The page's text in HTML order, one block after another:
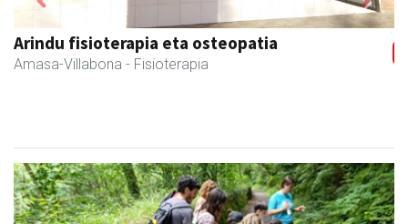
Zubimusu Ikastola
Amasa-Villabona - Hezkuntza
Previous Next